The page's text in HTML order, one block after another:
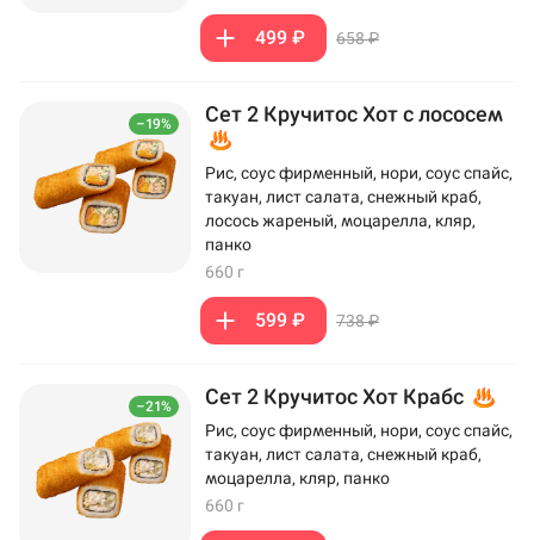
499 ₽ 658 ₽
–19% Сет 2 Кручитос Хот с лососем
Рис, соус фирменный, нори, соус спайс,
такуан, лист салата, снежный краб,
лосось жареный, моцарелла, кляр,
панко
660 г
599 ₽ 738 ₽
–21% Сет 2 Кручитос Хот Крабс
Рис, соус фирменный, нори, соус спайс,
такуан, лист салата, снежный краб,
моцарелла, кляр, панко
660 г